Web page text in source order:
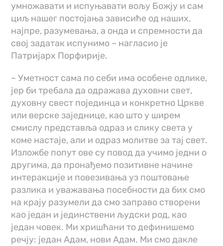
умножавати и испуњавати вољу Божју и сам
циљ нашег постојања зависиће од наших,
најпре, разумевања, а онда и спремности да
свој задатак испунимо – нагласио је
Патријарх Порфирије.
– Уметност сама по себи има особене одлике,
јер би требала да одражава духовни свет,
духовну свест појединца и конкретно Цркве
или верске заједнице, као што у ширем
смислу представља одраз и слику света у
коме настаје, али и одраз молитве за тај свет.
Изложбе попут ове су повод да учимо једни о
другима, да пронађемо позитивне начине
интеракције и повезивања уз поштовање
разлика и уважавања посебности да бих смо
на крају разумели да смо заправо створени
као један и јединствени људски род, као
један човек. Ми хришћани то дефинишемо
речју: један Адам, нови Адам. Ми смо дакле